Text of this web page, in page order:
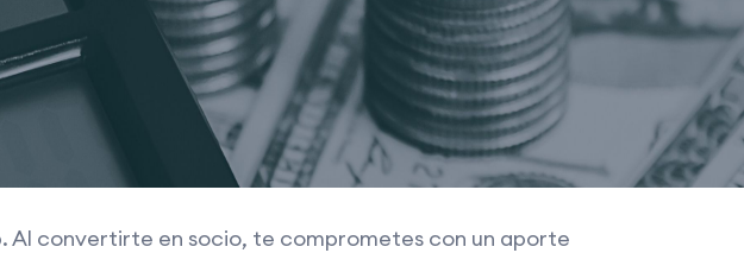
Al convertirte en socio, te comprometes con un aporte